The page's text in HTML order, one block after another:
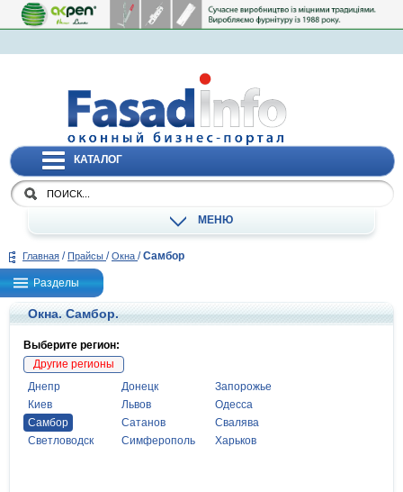
КАТАЛОГ
МЕНЮ
Главная / Прайсы / Окна / Самбор
Разделы
Окна. Самбор.
Выберите регион:
Другие регионы
Днепр
Донецк
Запорожье
Киев
Львов
Одесса
Самбор
Сатанов
Свалява
Светловодск
Симферополь Харьков